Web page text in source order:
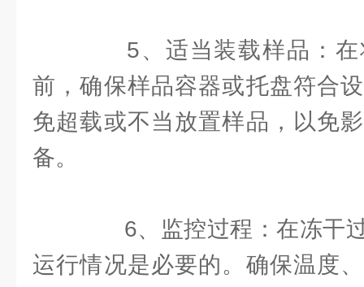
5、适当装载样品：在
前，确保样品容器或托盘符合
免超载或不当放置样品，以免
备。
6、监控过程：在冻干过
运行情况是必要的。确保温度